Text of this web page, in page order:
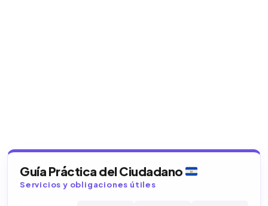
Guía Práctica del Ciudadano
Servicios y obligaciones útiles